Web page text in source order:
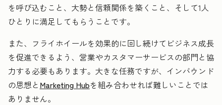
を呼び込むこと、大勢と信頼関係を築くこと、そして1人
ひとりに満足してもらうことです。
また、フライホイールを効果的に回し続けてビジネス成長
を促進できるよう、営業やカスタマーサービスの部門と協
力する必要もあります。大きな任務ですが、インバウンド
の思想と Marketing Hubを組み合わせれば難しいことでは
ありません。